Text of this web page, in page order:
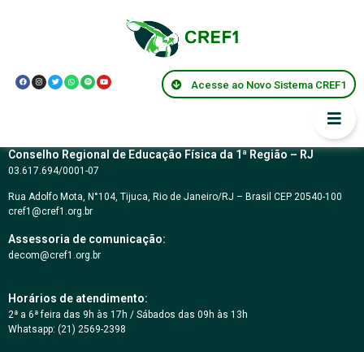
Acesse ao Novo Sistema CREF1
TOMADA DE PREÇO
Nº 02/2015
Conselho Regional de Educação Física da 1ª Região – RJ
03.617.694/0001-07
Rua Adolfo Mota, N°104, Tijuca, Rio de Janeiro/RJ – Brasil CEP 20540-100
cref1@cref1.org.br
Assessoria de comunicação:
decom@cref1.org.br
Horários de atendimento:
2ª a 6ª feira das 9h às 17h / Sábados das 09h às 13h
Whatsapp: (21) 2569-2398